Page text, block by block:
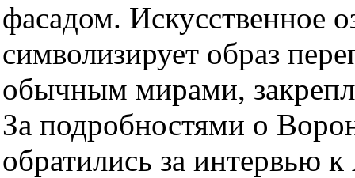
фасадом. Искусственное
символизирует образ
обычным мирами,
За подробностями о
обратились за интервью